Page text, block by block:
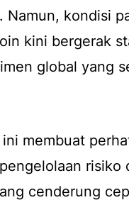
kondisi
kini bergerak
global yang
membuat
risiko
cenderung